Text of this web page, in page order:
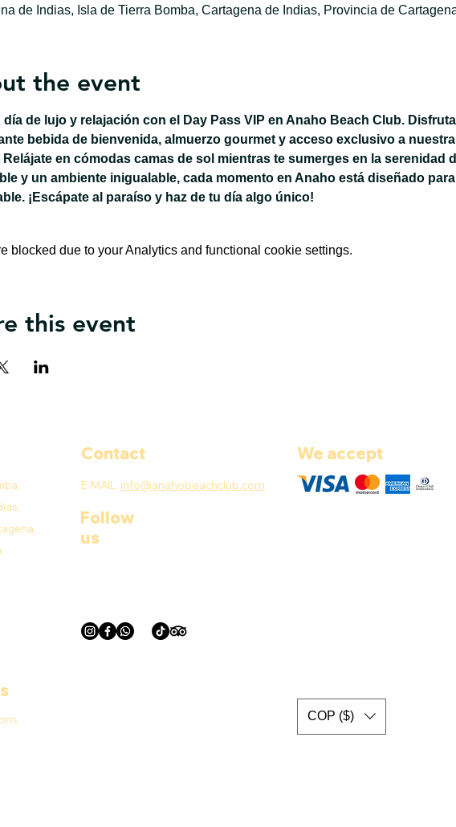
de Indias, Isla de Tierra Bomba, Cartagena de Indias, Provincia de
the event
día de lujo y relajación con el Day Pass VIP en Anaho Beach Club.
bebida de bienvenida, almuerzo gourmet y acceso exclusivo a
Relájate en cómodas camas de sol mientras te sumerges en la serenidad
y un ambiente inigualable, cada momento en Anaho está diseñado
¡Escápate al paraíso y haz de tu día algo único!
blocked due to your Analytics and functional cookie settings.
this event
Contact
E-MAIL: info@anahobeachclub.com
Follow
us
We accept
COP ($)